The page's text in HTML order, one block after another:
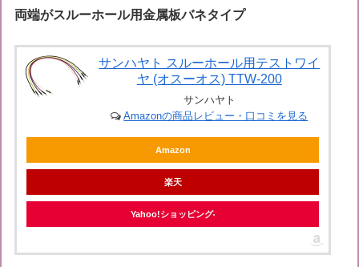
両端がスルーホール用金属板バネタイプ
サンハヤト スルーホール用テストワイ
ヤ (オスーオス) TTW-200
サンハヤト
Amazonの商品レビュー・口コミを見る
Amazon
楽天
Yahoo!ショッピング